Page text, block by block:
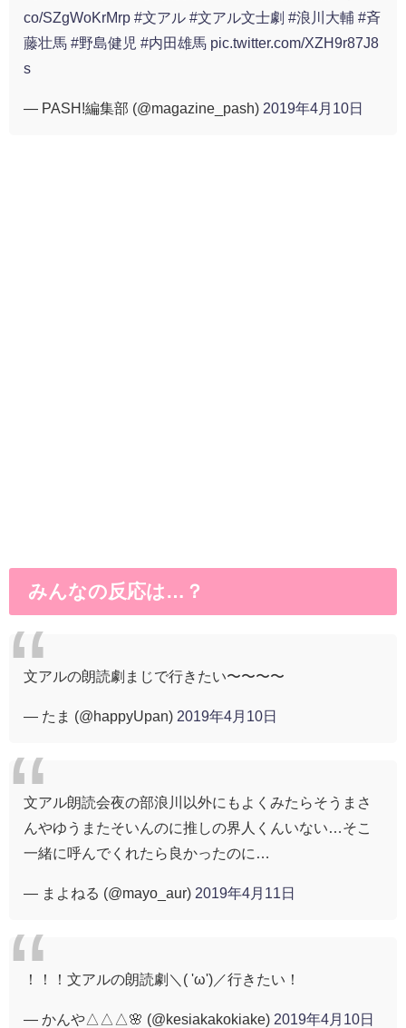
co/SZgWoKrMrp #文アル #文アル文士劇 #浪川大輔 #斉
藤壮馬 #野島健児 #内田雄馬 pic.twitter.com/XZH9r87J8
s
— PASH!編集部 (@magazine_pash) 2019年4月10日
みんなの反応は…？
文アルの朗読劇まじで行きたい〜〜〜〜
— たま (@happyUpan) 2019年4月10日
文アル朗読会夜の部浪川以外にもよくみたらそうまさ
んやゆうまたそいんのに推しの界人くんいない…そこ
一緒に呼んでくれたら良かったのに…
— まよねる (@mayo_aur) 2019年4月11日
！！！文アルの朗読劇＼( 'ω')／行きたい！
— かんや△△△🌸 (@kesiakakokiake) 2019年4月10日